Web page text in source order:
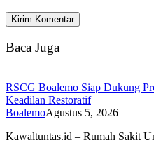
Baca Juga
RSCG Boalemo Siap Dukung
Keadilan Restoratif
BoalemoAgustus 5, 2026
Kawaltuntas.id – Rumah Sakit